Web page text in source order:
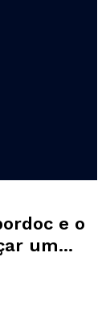
e o
um...